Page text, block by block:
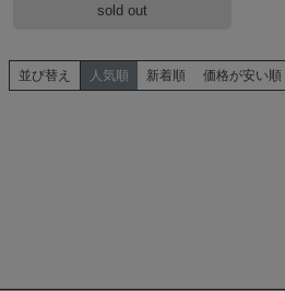
sold out
並び替え 人気順 新着順 価格が安い順